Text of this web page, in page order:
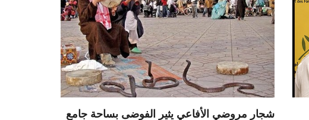
شجار مروضي الأفاعي يثير الفوضى بساحة جامع